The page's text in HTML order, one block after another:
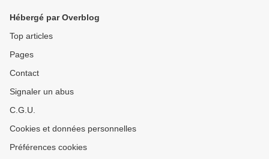
Hébergé par Overblog
Top articles
Pages
Contact
Signaler un abus
C.G.U.
Cookies et données personnelles
Préférences cookies